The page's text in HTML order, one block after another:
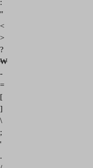
:
"
<
>
?
₩
-
=
[
]
\
;
'
.